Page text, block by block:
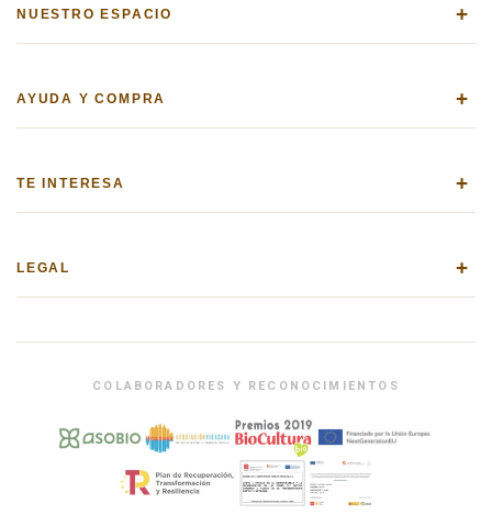
NUESTRO ESPACIO +
AYUDA Y COMPRA +
TE INTERESA +
LEGAL +
COLABORADORES Y RECONOCIMIENTOS